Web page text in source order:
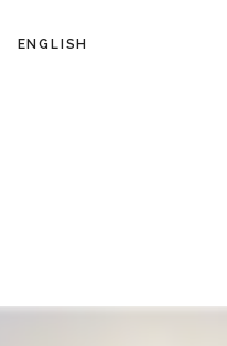
ENGLISH